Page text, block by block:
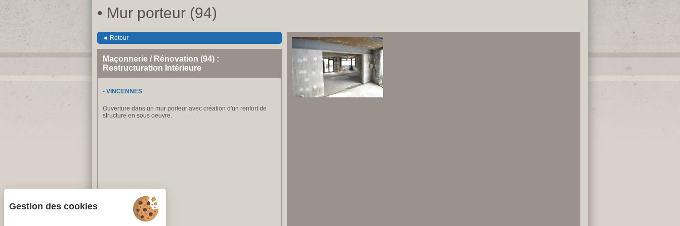
• Mur porteur (94)
◄ Retour
Maçonnerie / Rénovation (94) :
Restructuration Intérieure
- VINCENNES
Ouverture dans un mur porteur avec création d'un renfort de
structure en sous oeuvre.
Gestion des cookies